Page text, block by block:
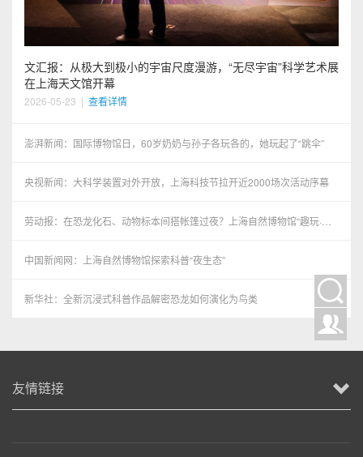
文汇报：从极大到极小的宇宙尺度漫游，“无尽宇宙”科学艺术展
在上海天文馆开幕
2026-05-23 | 查看详情
澎湃新闻：国际博物馆日，60岁奶奶与孙子各玩各的，她玩起了“跳伞”
央视新闻：大科学装置对外开放，上海科技节拉开近2000场次活动序幕
劳动报：在恐龙化石、动物标本间搭帐篷过夜？上海自然博物馆“趣玩·博
中国新闻网：上海自然博物馆探索科普“夜生态”
新华社：全新沉浸式科普作品解密恐龙如何演化为鸟类
友情链接